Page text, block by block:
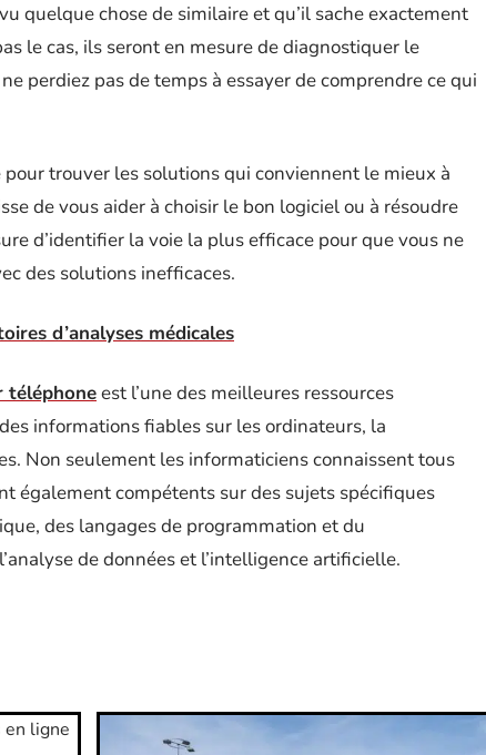
quelque chose de similaire et qu’il sache exactement
le cas, ils seront en mesure de diagnostiquer le
perdiez pas de temps à essayer de comprendre ce qui
trouver les solutions qui conviennent le mieux à
de vous aider à choisir le bon logiciel ou à résoudre
d’identifier la voie la plus efficace pour que vous ne
des solutions inefficaces.
d’analyses médicales
téléphoneest l’une des meilleures ressources
informations fiables sur les ordinateurs, la
Non seulement les informaticiens connaissent tous
également compétents sur des sujets spécifiques
des langages de programmation et du
de données et l’intelligence artificielle.